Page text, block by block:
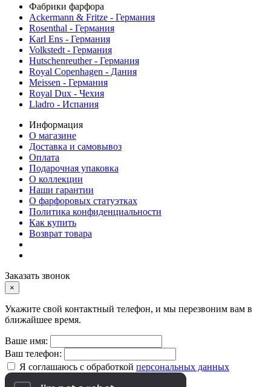
Фабрики фарфора
Ackermann & Fritze - Германия
Rosenthal - Германия
Karl Ens - Германия
Volkstedt - Германия
Hutschenreuther - Германия
Royal Copenhagen - Дания
Meissen - Германия
Royal Dux - Чехия
Lladro - Испания
Информация
О магазине
Доставка и самовывоз
Оплата
Подарочная упаковка
О коллекции
Наши гарантии
О фарфоровых статуэтках
Политика конфиденциальности
Как купить
Возврат товара
Заказать звонок
×
Укажите свой контактный телефон, и мы перезвоним вам в
ближайшее время.
Ваше имя:
Ваш телефон:
Я соглашаюсь с обработкой персональных данных